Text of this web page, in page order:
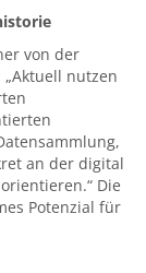
von der
nutzen
an der digital
Die
Potenzial für